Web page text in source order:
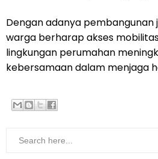
Dengan adanya pembangunan
warga berharap akses
lingkungan perumahan
kebersamaan dalam menjaga